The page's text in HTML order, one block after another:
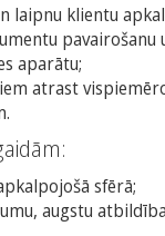
laipnu klientu
pavairošanu
aparātu;
atrast
sfērā;
augstu